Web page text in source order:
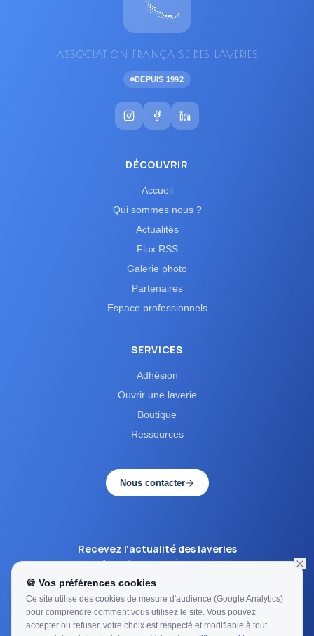
🍪 Vos préférences cookies
Ce site utilise des cookies de mesure d'audience (Google Analytics)
pour comprendre comment vous utilisez le site. Vous pouvez
accepter ou refuser, votre choix est respecté et modifiable à tout
ASSOCIATION FRANÇAISE DES LAVERIES
DEPUIS 1992
DÉCOUVRIR
Accueil
Qui sommes nous ?
Actualités
Flux RSS
Galerie photo
Partenaires
Espace professionnels
SERVICES
Adhésion
Ouvrir une laverie
Boutique
Ressources
Nous contacter
Recevez l'actualité des laveries
1 email par mois, zéro spam.
Une question ? Cliquez ici